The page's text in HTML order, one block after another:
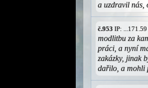
a uzdravil nás,
č.953 IP:
modlitbu za
práci, a nyní
zakázky, jinak
dařilo, a mohli